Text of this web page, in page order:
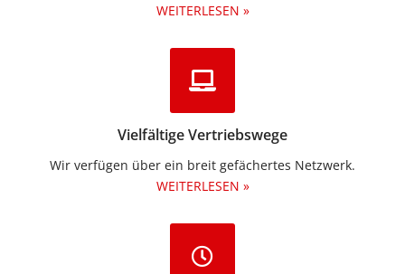
WEITERLESEN »
Vielfältige Vertriebswege
Wir verfügen über ein breit gefächertes Netzwerk.
WEITERLESEN »